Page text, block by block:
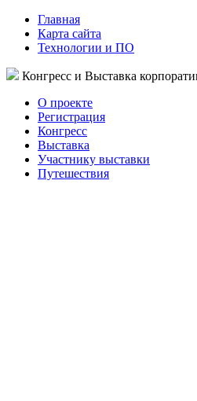
Главная
Карта сайта
Технологии и ПО
Конгресс и Выставка
О проекте
Регистрация
Конгресс
Выставка
Участнику выставки
Путешествия